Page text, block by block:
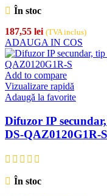
În stoc
187,55 lei (TVA inclus)
ADAUGA IN COS
Add to compare
Vizualizare rapidă
Adaugă la favorite
Difuzor IP
DS-QAZ0120G1R-S
În stoc